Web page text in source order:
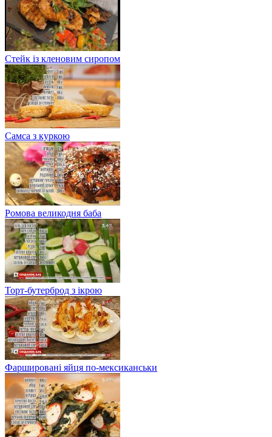
Стейк із кленовим сиропом
Самса з куркою
Ромова великодня баба
Торт-бутерброд з ікрою
Фаршировані яйця по-мексиканськи